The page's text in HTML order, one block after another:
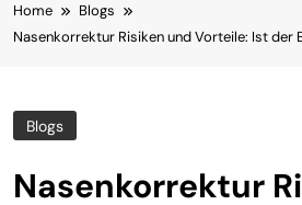
Home
Blogs
Nasenkorrektur Risiken und Vorteile: Ist der
Blogs
Nasenkorrektur